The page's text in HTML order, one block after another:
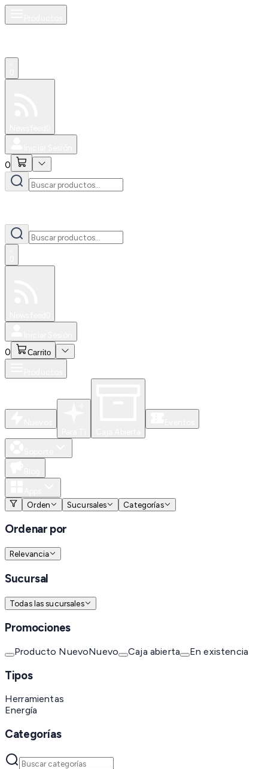
0
0 Carrito
Orden
Sucursales Categorías
Ordenar por
Relevancia
Sucursal
Todas las sucursales
Promociones
Producto NuevoNuevo Caja abierta En existencia
Tipos
Herramientas
Energía
Categorías